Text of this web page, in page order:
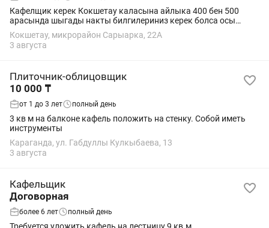
Кафелщик керек Кокшетау каласына айлыка 400 бен 500
арасында шыгады накты билгилериниз керек болса осы
номерге звандаймыз Макс деген жигит
Кокшетау, микрорайон Сарыарка, 22А
3 августа
Плиточник-облицовщик
10 000 ₸
от 1 до 3 лет полный день
3 кв м на балконе кафель положить на стенку. Собой иметь
инструменты
Караганда, ул. Габдуллы Кулкыбаева, 13
3 августа
Кафельщик
Договорная
более 6 лет полный день